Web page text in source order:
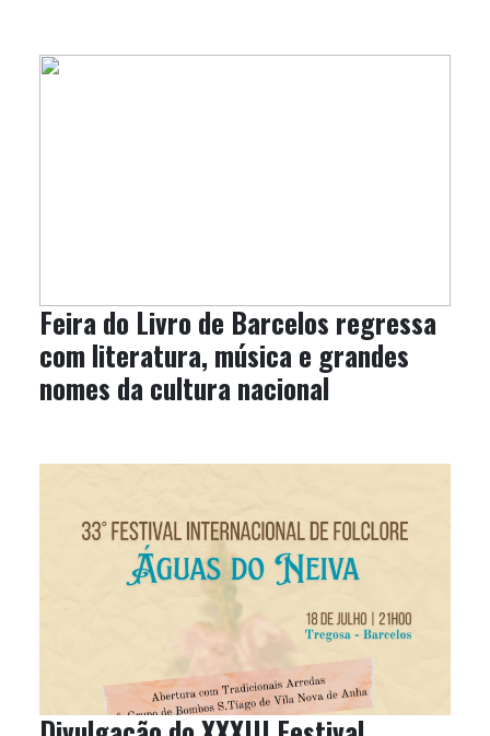
Feira do Livro de Barcelos regressa
com literatura, música e grandes
nomes da cultura nacional